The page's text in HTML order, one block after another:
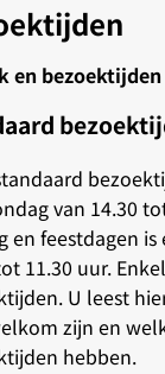
en bezoektijden
van 14.30
en feestdagen
11.30 uur.
U leest
zijn en
hebben.